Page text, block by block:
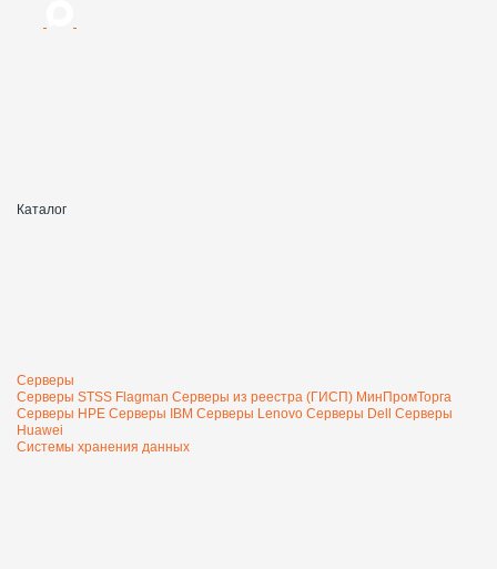
Каталог
Серверы
Серверы STSS Flagman Серверы из реестра (ГИСП) МинПромТорга
Серверы HPE Серверы IBM Серверы Lenovo Серверы Dell Серверы
Huawei
Системы хранения данных